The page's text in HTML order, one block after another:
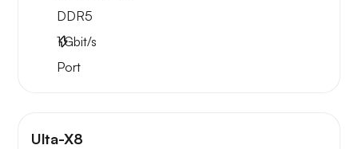
DDR5
1Gbit/s
Port
Ulta-X8